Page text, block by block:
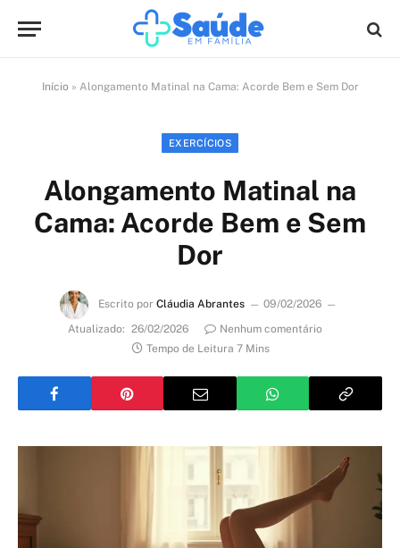
Início » Alongamento Matinal na Cama: Acorde Bem e Sem Dor
EXERCÍCIOS
Alongamento Matinal na
Cama: Acorde Bem e Sem
Dor
Escrito por Cláudia Abrantes
09/02/2026
Atualizado: 26/02/2026
Nenhum comentário
Tempo de Leitura 7 Mins